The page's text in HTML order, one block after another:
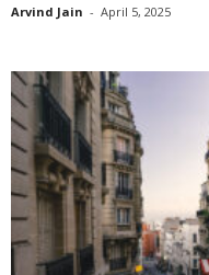
Arvind Jain - April 5, 2025